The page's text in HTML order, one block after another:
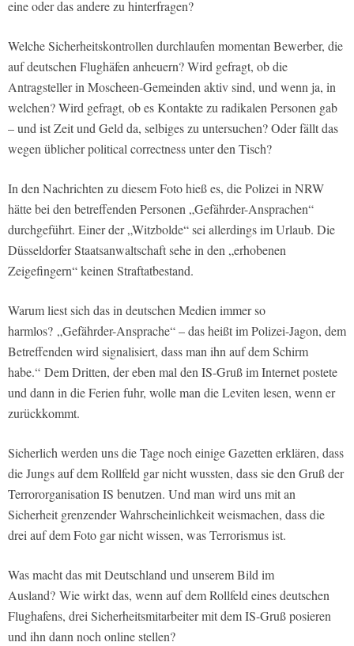
eine oder das andere zu hinterfragen?
Welche Sicherheitskontrollen durchlaufen momentan Bewerber, die
auf deutschen Flughäfen anheuern? Wird gefragt, ob die
Antragsteller in Moscheen-Gemeinden aktiv sind, und wenn ja, in
welchen? Wird gefragt, ob es Kontakte zu radikalen Personen gab
– und ist Zeit und Geld da, selbiges zu untersuchen? Oder fällt das
wegen üblicher political correctness unter den Tisch?
In den Nachrichten zu diesem Foto hieß es, die Polizei in NRW
hätte bei den betreffenden Personen „Gefährder-Ansprachen“
durchgeführt. Einer der „Witzbolde“ sei allerdings im Urlaub. Die
Düsseldorfer Staatsanwaltschaft sehe in den „erhobenen
Zeigefingern“ keinen Straftatbestand.
Warum liest sich das in deutschen Medien immer so
harmlos? „Gefährder-Ansprache“ – das heißt im Polizei-Jagon, dem
Betreffenden wird signalisiert, dass man ihn auf dem Schirm
habe.“ Dem Dritten, der eben mal den IS-Gruß im Internet postete
und dann in die Ferien fuhr, wolle man die Leviten lesen, wenn er
zurückkommt.
Sicherlich werden uns die Tage noch einige Gazetten erklären, dass
die Jungs auf dem Rollfeld gar nicht wussten, dass sie den Gruß der
Terrororganisation IS benutzen. Und man wird uns mit an
Sicherheit grenzender Wahrscheinlichkeit weismachen, dass die
drei auf dem Foto gar nicht wissen, was Terrorismus ist.
Was macht das mit Deutschland und unserem Bild im
Ausland? Wie wirkt das, wenn auf dem Rollfeld eines deutschen
Flughafens, drei Sicherheitsmitarbeiter mit dem IS-Gruß posieren
und ihn dann noch online stellen?